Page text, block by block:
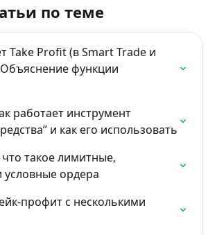
по теме
Take Profit (в Smart Trade и
Объяснение функции
работает инструмент
и как его использовать
такое лимитные,
ордера
профит с несколькими